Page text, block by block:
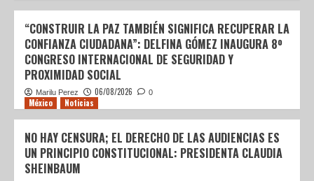
“CONSTRUIR LA PAZ TAMBIÉN SIGNIFICA RECUPERAR LA
CONFIANZA CIUDADANA”: DELFINA GÓMEZ INAUGURA 8º
CONGRESO INTERNACIONAL DE SEGURIDAD Y
PROXIMIDAD SOCIAL
Marilu Perez 06/08/2026 0
México Noticias
NO HAY CENSURA; EL DERECHO DE LAS AUDIENCIAS ES
UN PRINCIPIO CONSTITUCIONAL: PRESIDENTA CLAUDIA
SHEINBAUM